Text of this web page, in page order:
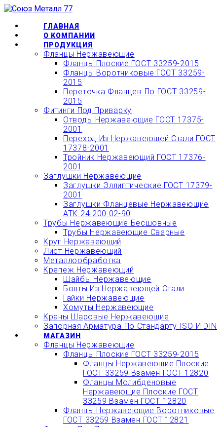
Перейти
содержимомуГЛАВНАЯ
О КОМПАНИИ
ПРОДУКЦИЯ
Фланцы Нержавеющие
Фланцы Плоские ГОСТ 33259-2015
Фланцы Воротниковые ГОСТ 33259-
2015
Переточка Фланцев По ГОСТ 33259-
2015
Фитинги Под Приварку
Отводы Нержавеющие ГОСТ 17375-
2001
Переход Из Нержавеющей Стали ГОСТ
17378-2001
Тройник Нержавеющий ГОСТ 17376-
2001
Заглушки Нержавеющие
Заглушки Эллиптические ГОСТ 17379-
2001
Заглушки Фланцевые Нержавеющие
АТК 24.200.02-90
Трубы Нержавеющие Бесшовные
Трубы Нержавеющие Сварные
Круг Нержавеющий
Лист Нержавеющий
Металлообработка
Крепеж Нержавеющий
Шайбы Нержавеющие
Болты Из Нержавеющей Стали
Гайки Нержавеющие
Хомуты Нержавеющие
Краны Шаровые Нержавеющие
Запорная Арматура По Стандарту ISO И DIN
МАГАЗИН
Фланцы Нержавеющие
Фланцы Плоские ГОСТ 33259-2015
Фланцы Нержавеющие Плоские
ГОСТ 33259 Взамен ГОСТ 12820
Фланцы Молибденовые
Нержавеющие Плоские ГОСТ
33259 Взамен ГОСТ 12820
Фланцы Нержавеющие Воротниковые
ГОСТ 33259 Взамен ГОСТ 12821
ОФОРМИТЬ БЫСТРЫЙ
ЗАКАЗ ИЛИ ЗАКАЗАТЬ
ТОВАР ОНЛАЙН